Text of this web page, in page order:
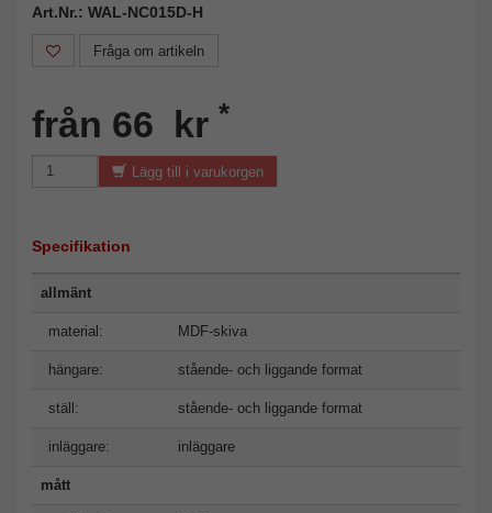
Art.Nr.: WAL-NC015D-H
Fråga om artikeln
från 66 kr *
Lägg till i varukorgen
Specifikation
allmänt
material: MDF-skiva
hängare: stående- och liggande format
ställ: stående- och liggande format
inläggare: inläggare
mått